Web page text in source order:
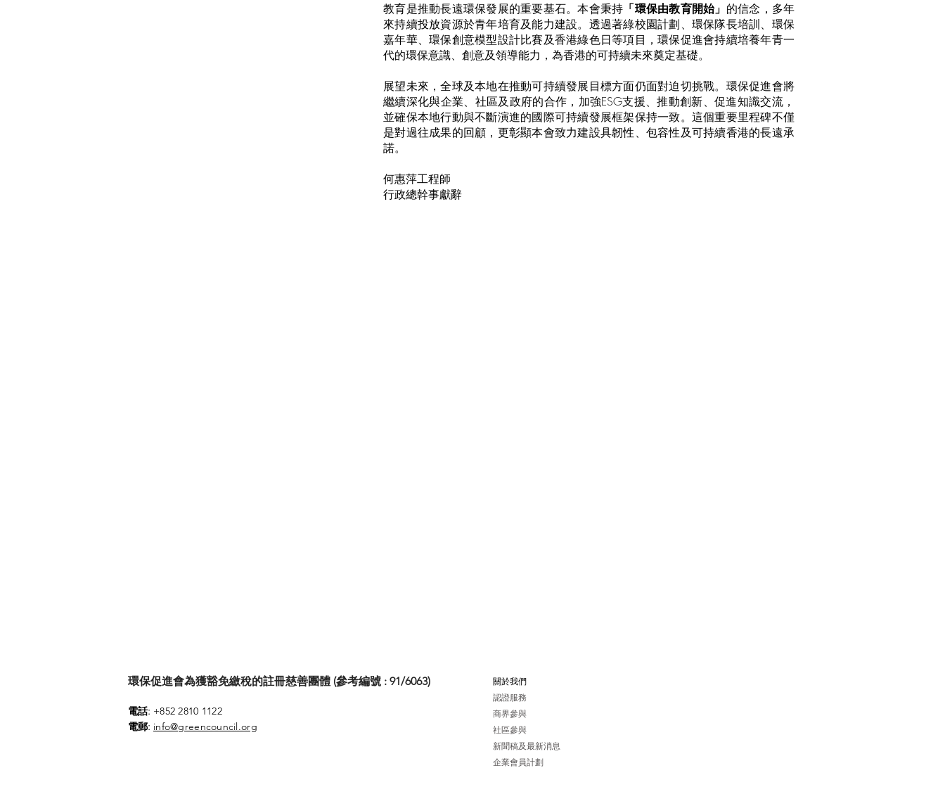
教育是推動長遠環保發展的重要基石。本會秉持 「環保由教育開始」 的信念，多年
來持續投放資源於青年培育及能力建設。透過著綠校園計劃、環保隊長培訓、環保
嘉年華、環保創意模型設計比賽及香港綠色日等項目，環保促進會持續培養年青一
代的環保意識、創意及領導能力，為香港的可持續未來奠定基礎。
展望未來，全球及本地在推動可持續發展目標方面仍面對迫切挑戰。環保促進會將
繼續深化與企業、社區及政府的合作，加強ESG支援、推動創新、促進知識交流，
並確保本地行動與不斷演進的國際可持續發展框架保持一致。這個重要里程碑不僅
是對過往成果的回顧，更彰顯本會致力建設具韌性、包容性及可持續香港的長遠承
諾。
何惠萍工程師
行政總幹事獻辭
環保促進會為獲豁免繳稅的註冊慈善團體 (參考編號 : 91/6063)
電話: +852 2810 1122
電郵: info@greencouncil.org
關於我們
認證服務
商界參與
社區參與
新聞稿及最新消息
企業會員計劃